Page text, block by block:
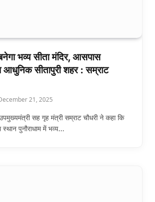
भव्य सीता मंदिर, आसपास
आधुनिक सीतापुरी शहर : सम्राट
21, 2025
सह गृह मंत्री सम्राट चौधरी ने कहा कि
स्थान पुनौराधाम में भव्य…